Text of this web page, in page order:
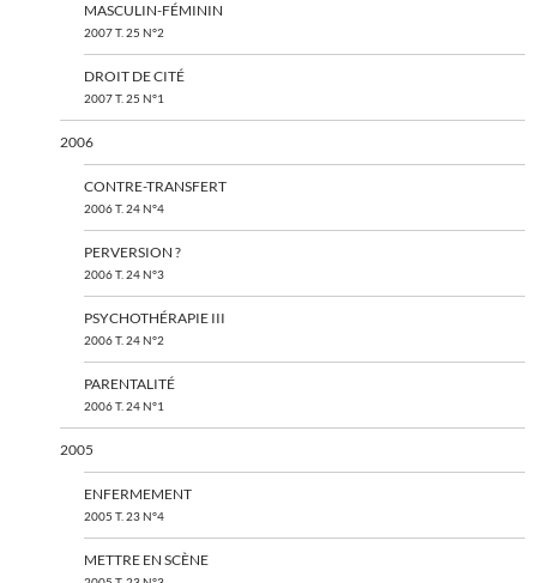
MASCULIN-FÉMININ
2007 T. 25 N°2
DROIT DE CITÉ
2007 T. 25 N°1
2006
CONTRE-TRANSFERT
2006 T. 24 N°4
PERVERSION ?
2006 T. 24 N°3
PSYCHOTHÉRAPIE III
2006 T. 24 N°2
PARENTALITÉ
2006 T. 24 N°1
2005
ENFERMEMENT
2005 T. 23 N°4
METTRE EN SCÈNE